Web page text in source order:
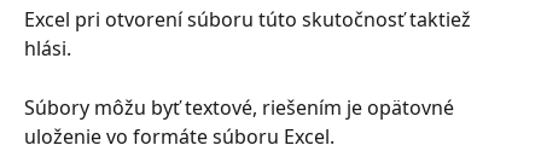
Excel pri otvorení súboru túto skutočnosť taktiež
hlási.
Súbory môžu byť textové, riešením je opätovné
uloženie vo formáte súboru Excel.